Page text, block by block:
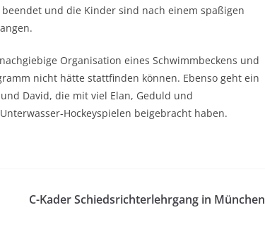
und die Kinder sind nach einem spaßigen
Organisation eines Schwimmbeckens und
nicht hätte stattfinden können. Ebenso geht ein
David, die mit viel Elan, Geduld und
Hockeyspielen beigebracht haben.
C-Kader Schiedsrichterlehrgang in München